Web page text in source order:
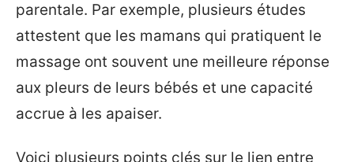
parentale. Par exemple, plusieurs études
attestent que les mamans qui pratiquent le
massage ont souvent une meilleure réponse
aux pleurs de leurs bébés et une capacité
accrue à les apaiser.
Voici plusieurs points clés sur le lien entre